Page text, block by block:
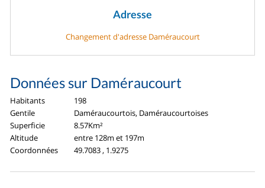
Adresse
Changement d'adresse Daméraucourt
Données sur Daméraucourt
Habitants
198
Gentile
Daméraucourtois, Daméraucourtoises
Superficie
8.57Km²
Altitude
entre 128m et 197m
Coordonnées
49.7083 , 1.9275